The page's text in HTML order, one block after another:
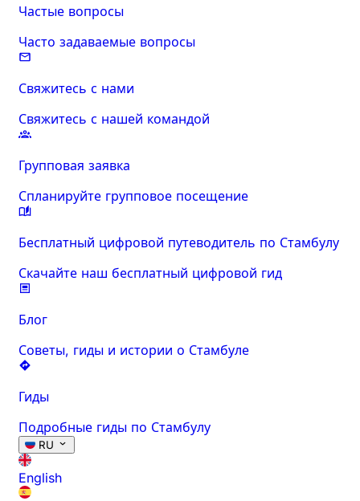
Частые вопросы
Часто задаваемые вопросы
Свяжитесь с нами
Свяжитесь с нашей командой
Групповая заявка
Спланируйте групповое посещение
Бесплатный цифровой путеводитель по Стамбулу
Скачайте наш бесплатный цифровой гид
Блог
Советы, гиды и истории о Стамбуле
Гиды
Подробные гиды по Стамбулу
RU
English